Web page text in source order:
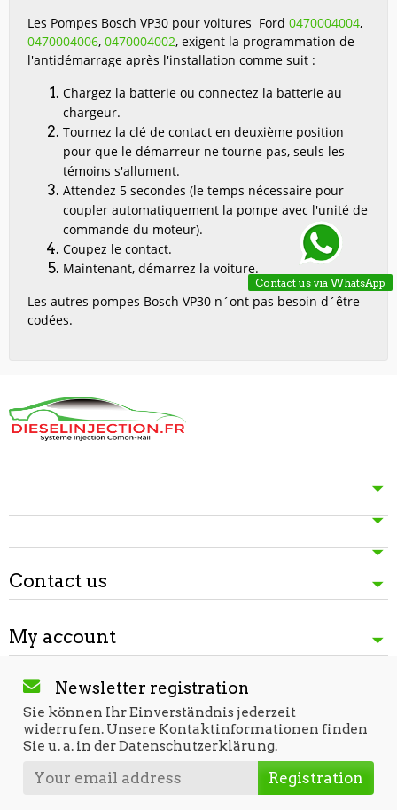
Les Pompes Bosch VP30 pour voitures Ford 0470004004,
0470004006, 0470004002, exigent la programmation de
l'antidémarrage après l'installation comme suit :
Chargez la batterie ou connectez la batterie au
chargeur.
Tournez la clé de contact en deuxième position
pour que le démarreur ne tourne pas, seuls les
témoins s'allument.
Attendez 5 secondes (le temps nécessaire pour
coupler automatiquement la pompe avec l'unité de
commande du moteur).
Coupez le contact.
Maintenant, démarrez la voiture.
Les autres pompes Bosch VP30 n´ont pas besoin d´être
codées.
Contact us
My account
Contact us via WhatsApp
Newsletter registration
Sie können Ihr Einverständnis jederzeit
widerrufen. Unsere Kontaktinformationen finden
Sie u. a. in der Datenschutzerklärung.